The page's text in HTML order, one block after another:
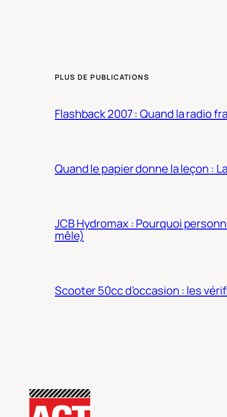
PLUS DE PUBLICATIONS
Flashback 2007 : Quand la radio
Quand le papier donne la leçon :
JCB Hydromax : Pourquoi
mêle)
Scooter 50cc d’occasion : les